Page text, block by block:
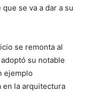
se va a dar a su
se remonta al
su notable
ejemplo
en la arquitectura